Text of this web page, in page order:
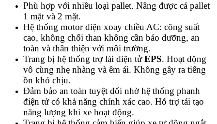
Phù hợp với nhiều loại pallet. Nâng được cả pallet
1 mặt và 2 mặt.
Hệ thống motor điện xoay chiều AC: công suất
cao, không chổi than không cần bảo dưỡng, an
toàn và thân thiện với môi trường.
Trang bị hệ thống trợ lái điện tửEPS. Hoạt động
vô cùng nhẹ nhàng và êm ái. Không gây ra tiếng
ồn khó chịu.
Đảm bảo an toàn tuyệt đối nhờ hệ thống phanh
điện tử có khả năng chính xác cao. Hỗ trợ tái tạo
năng lượng khi xe hoạt động.